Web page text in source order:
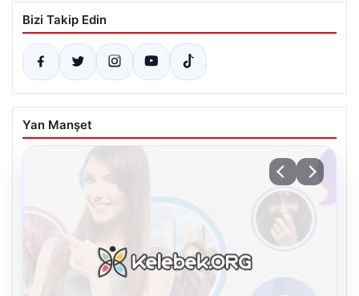
Bizi Takip Edin
Yan Manşet